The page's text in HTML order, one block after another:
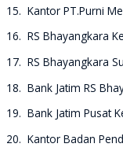
15. Kantor PT.Purni
16. RS Bhayangkara
17. RS Bhayangkara
18. Bank Jatim RS
19. Bank Jatim Pusat
20. Kantor Badan